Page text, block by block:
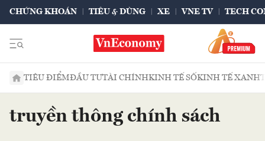
CHỨNG KHOÁN TIÊU & DÙNG XE VNE TV TECH
TIÊU ĐIỂMĐẦU TƯTÀI CHÍNHKINH TẾ SỐKINH TẾ XANH
truyền thông chính sách